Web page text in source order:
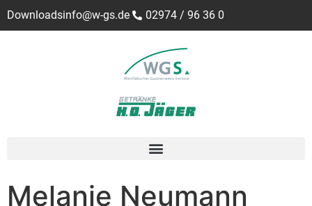
Downloadsinfo@w-gs.de 02974 / 96 36 0
Melanie Neumann